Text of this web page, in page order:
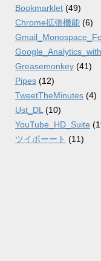
Bookmarklet (49)
Chrome拡張機能 (6)
Greasemonkey (41)
Pipes (12)
TweetTheMinutes (4)
Ust_DL (10)
YouTube_HD_Suite
ツイポーート (11)